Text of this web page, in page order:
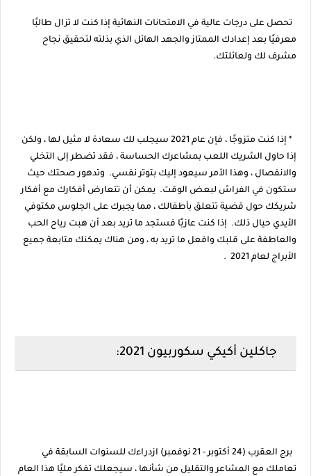
تحصل على درجات عالية في الامتحانات النهائية إذا كنت لا تزال طالبًا
معرفيًا بعد إعدادك الممتاز والجهد الهائل الذي بذلته لتحقيق نجاح
مشرف لك ولعائلتك.
* إذا كنت متزوجًا ، فإن عام 2021 سيجلب لك سعادة لا مثيل لها ، ولكن
إذا حاول الشريك اللعب بمشاعرك الحساسة ، فقد تضطر إلى التخلي
والانفصال ، وهذا الأمر سيعود إليك بتوتر نفسي. وتدهور صحتك حيث
ستكون في الفراش لبعض الوقت. يمكن أن تتعارض أفكارك مع أفكار
شريكك حول قضية تتعلق بأطفالك ، مما يجبرك على الجلوس مكتوفي
الأيدي حيال ذلك. إذا كنت عازبًا فستجد ما تريد بعد أن هبت رياح الحب
والعاطفة على قلبك وافعل ما تريد به ، ومن هناك يمكنك متابعة جميع
الأبراج لعام 2021 .
جاكلين أكيكي سكوربيون 2021:
برج العقرب (24 أكتوبر - 21 نوفمبر) ازدراءك للسنوات السابقة في
تعاملك مع المشاعر والتقليل من شأنها ، سيجعلك تفكر مليًا هذا العام